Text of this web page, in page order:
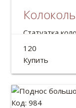
Статуэтка
работы.
Высота: 13см
120
Купить
Код: 984